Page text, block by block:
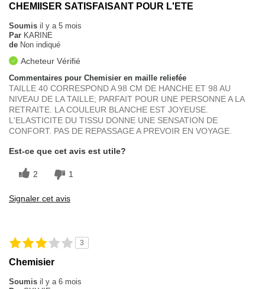
CHEMIISER SATISFAISANT POUR L'ETE
Soumis il y a 5 mois
Par KARINE
de Non indiqué
Acheteur Vérifié
Commentaires pour Chemisier en maille reliefée
TAILLE 40 CORRESPOND A 98 CM DE HANCHE ET 98 AU
NIVEAU DE LA TAILLE; PARFAIT POUR UNE PERSONNE A LA
RETRAITE. LA COULEUR BLANCHE EST JOYEUSE.
L'ELASTICITE DU TISSU DONNE UNE SENSATION DE
CONFORT. PAS DE REPASSAGE A PREVOIR EN VOYAGE.
Est-ce que cet avis est utile?
2 1
Signaler cet avis
3
Chemisier
Soumis il y a 6 mois